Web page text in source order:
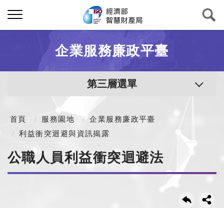
企業服務廉政平臺
第三層選單
首頁 服務園地
企業服務廉政平臺
利益衝突迴避與資訊揭露
公職人員利益衝突迴避法